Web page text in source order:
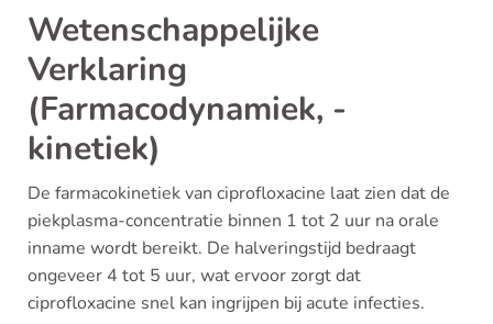
Wetenschappelijke
Verklaring
(Farmacodynamiek, -
kinetiek)
De farmacokinetiek van ciprofloxacine laat zien dat de
piekplasma-concentratie binnen 1 tot 2 uur na orale
inname wordt bereikt. De halveringstijd bedraagt
ongeveer 4 tot 5 uur, wat ervoor zorgt dat
ciprofloxacine snel kan ingrijpen bij acute infecties.